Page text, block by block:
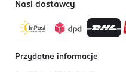
Nasi dostawcy
Przydatne informacje